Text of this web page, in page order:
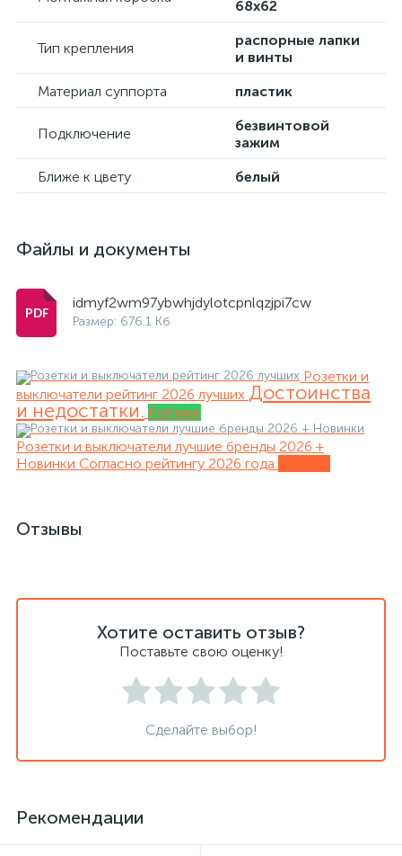
68х62
Тип крепления
распорные лапки
и винты
Материал суппорта
пластик
Подключение
безвинтовой
зажим
Ближе к цвету
белый
Файлы и документы
idmyf2wm97ybwhjdylotcpnlqzjpi7cw
Размер: 676.1 Кб
Розетки и
выключатели рейтинг 2026 лучших Достоинства
и недостатки. Рейтинг
Розетки и выключатели лучшие бренды 2026 +
Новинки Согласно рейтингу 2026 года
Отзывы
Хотите оставить отзыв?
Поставьте свою оценку!
Сделайте выбор!
Рекомендации